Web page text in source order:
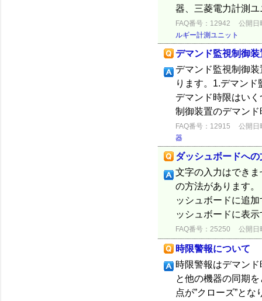
器、三菱電力計測
FAQ番号：12942
公開日
ルギー計測ユニット
デマンド監視制御
デマンド監視制御
ります。1.デマン
デマンド時限はい
制御装置のデマン
FAQ番号：12915
公開日
器
ダッシュボードへ
文字の入力はでき
の方法があります
ッシュボードに追
ッシュボードに表
FAQ番号：25250 公開日
時限警報について
時限警報はデマン
と他の機器の同期
点が”クローズ”と